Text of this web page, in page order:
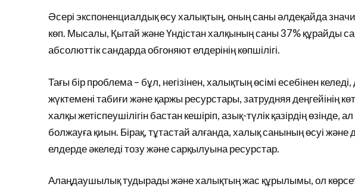
Әсері экспоненциалдық өсу халықтың, оның саны әлдеқайда
көп. Мысалы, Қытай және Үндістан халқының саны 37% құрайды
абсолюттік сандарда обгоняют елдерінің көпшілігі.
Тағы бір проблема – бұл, негізінен, халықтың өсімі есебінен
жүктемені табиғи және қаржы ресурстары, затрудняя деңгейінің
халқы жетіспеушілігін бастан кешіріп, азық-түлік қазірдің өзінде,
болжауға қиын. Бірақ, тұтастай алғанда, халық санының өсуі
елдерде әкеледі тозу және сарқылуына ресурстар.
Алаңдаушылық тудырады және халықтың жас құрылымы, ол